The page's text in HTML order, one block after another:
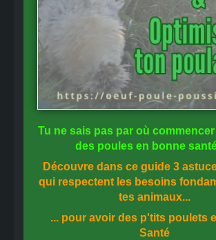
Tu ne sais pas par où commencer
des poules en bonne
Découvre dans ce guide 3
qui respectent les besoins
tes animaux...
... pour avoir des p'tits poulets
Santé